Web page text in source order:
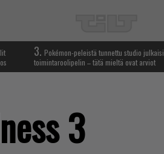
3. Pokémon-peleistä tunnettu studio julkaisi
toimintaroolipelin – tätä mieltä ovat arviot
3